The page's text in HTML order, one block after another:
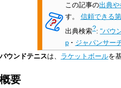
この記事の出典や
す。
信頼できる
出典検索?: "バウ
p · ジャパンサー
バウンドテニスは、 ラケットボールを
概要